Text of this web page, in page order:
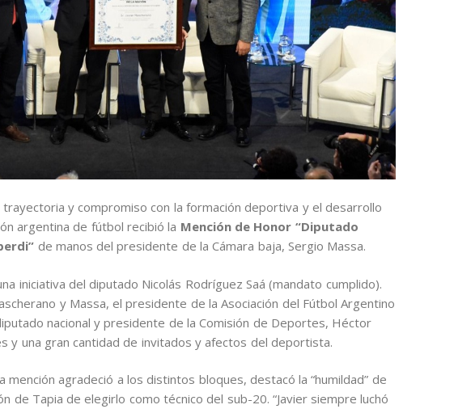
y compromiso con la formación deportiva y el desarrollo
argentina de fútbol recibió la Mención de Honor “Diputado
de manos del presidente de la Cámara baja, Sergio Massa.
iniciativa del diputado Nicolás Rodríguez Saá (mandato cumplido).
y Massa, el presidente de la Asociación del Fútbol Argentino
diputado nacional y presidente de la Comisión de Deportes, Héctor
y una gran cantidad de invitados y afectos del deportista.
agradeció a los distintos bloques, destacó la “humildad” de
de Tapia de elegirlo como técnico del sub-20. “Javier siempre luchó